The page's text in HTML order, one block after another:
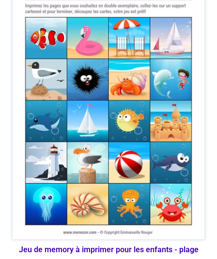
Jeu de memory à imprimer pour les enfants - plage